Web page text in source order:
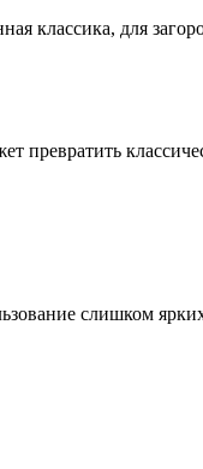
классика, для
слишком